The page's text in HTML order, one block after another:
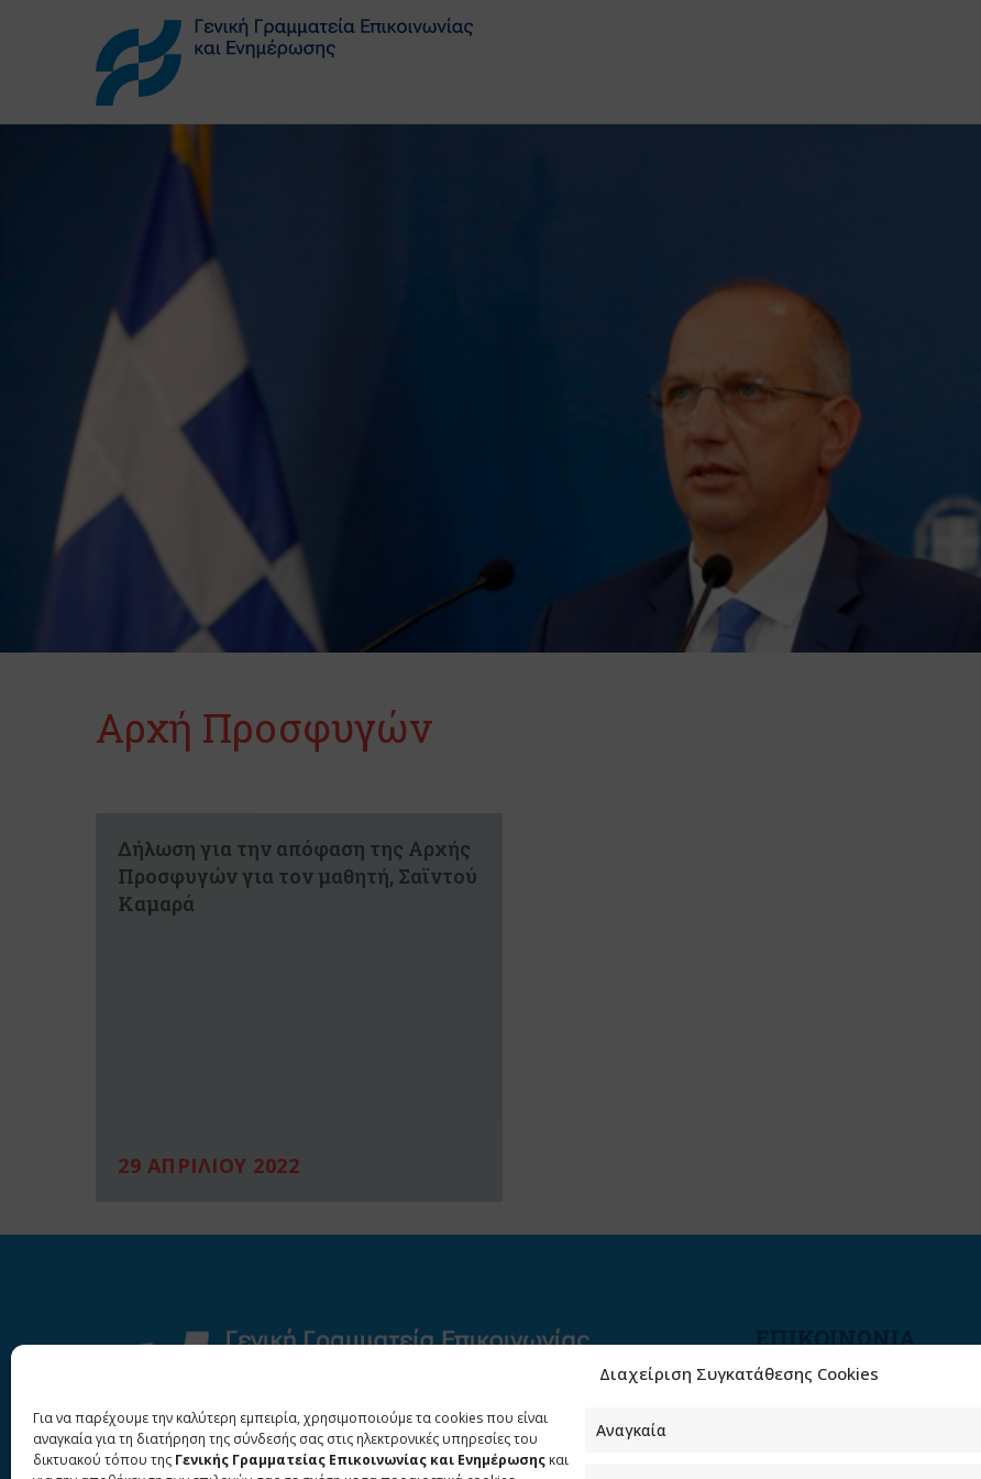
Διαχείριση Συγκατάθεσης Cookies
Για να παρέχουμε την καλύτερη εμπειρία, χρησιμοποιούμε τα cookies που είναι
αναγκαία για τη διατήρηση της σύνδεσής σας στις ηλεκτρονικές υπηρεσίες του
δικτυακού τόπου της Γενικής Γραμματείας Επικοινωνίας και Ενημέρωσης και
Αναγκαία
Αρχή Προσφυγών
Δήλωση για την απόφαση της Αρχής
Προσφυγών για τον μαθητή, Σαϊντού
Καμαρά
29 ΑΠΡΙΛΙΟΥ 2022
ΕΠΙΚΟΙΝΩΝΙΑ
Φραγκούδη 11 & Αλεξάνδρου